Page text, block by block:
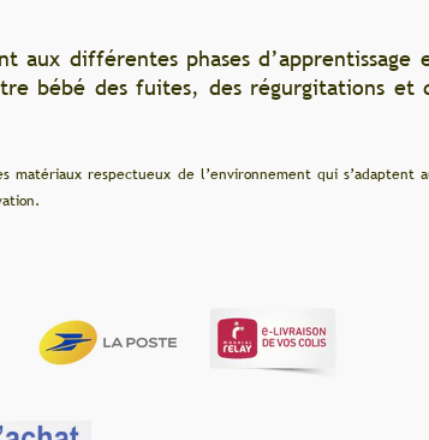
et d’évolution de votre
et de la bave qui
qui s’adaptent au mieux aux peaux sensibles des bébés.